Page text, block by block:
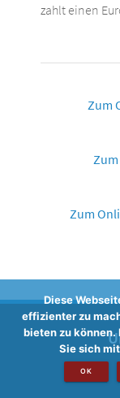
zahlt einen
Zum
Zum
Diese
effizienter zu
bieten zu können.
Sie sich
OK